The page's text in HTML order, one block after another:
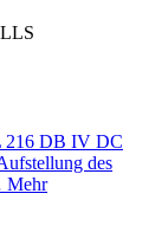
216 DB IV DC
des
Mehr